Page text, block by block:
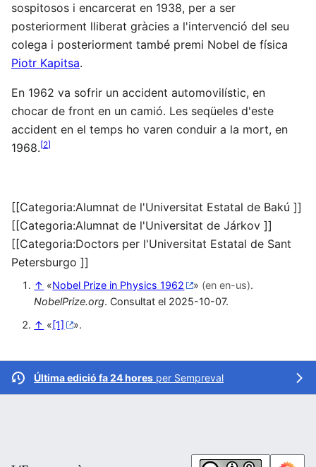
sospitosos i encarcerat en 1938, per a ser
posteriorment lliberat gràcies a l'intervenció del seu
colega i posteriorment també premi Nobel de física
Piotr Kapitsa.
En 1962 va sofrir un accident automovilístic, en
chocar de front en un camió. Les seqüeles d'este
accident en el temps ho varen conduir a la mort, en
1968.[2]
[[Categoria:Alumnat de l'Universitat Estatal de Bakú ]]
[[Categoria:Alumnat de l'Universitat de Járkov ]]
[[Categoria:Doctors per l'Universitat Estatal de Sant
Petersburgo ]]
↑ «Nobel Prize in Physics 1962 » (en en-us).
NobelPrize.org. Consultat el 2025-10-07.
↑ «[1] ».
Última edició fa 24 hores per Sempreval